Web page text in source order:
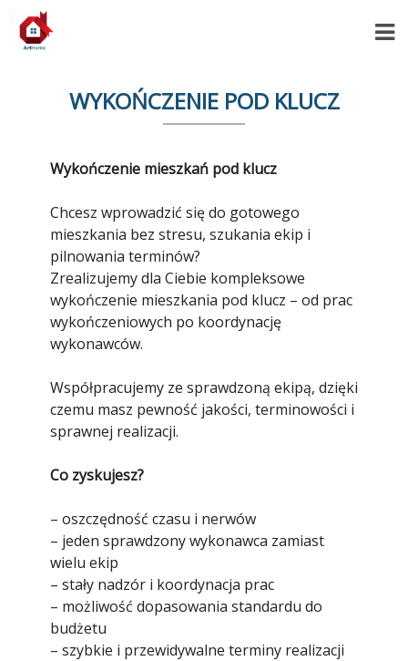
WYKOŃCZENIE POD KLUCZ
Wykończenie mieszkań pod klucz
Chcesz wprowadzić się do gotowego
mieszkania bez stresu, szukania ekip i
pilnowania terminów?
Zrealizujemy dla Ciebie kompleksowe
wykończenie mieszkania pod klucz – od prac
wykończeniowych po koordynację
wykonawców.
Współpracujemy ze sprawdzoną ekipą, dzięki
czemu masz pewność jakości, terminowości i
sprawnej realizacji.
Co zyskujesz?
– oszczędność czasu i nerwów
– jeden sprawdzony wykonawca zamiast
wielu ekip
– stały nadzór i koordynacja prac
– możliwość dopasowania standardu do
budżetu
– szybkie i przewidywalne terminy realizacji